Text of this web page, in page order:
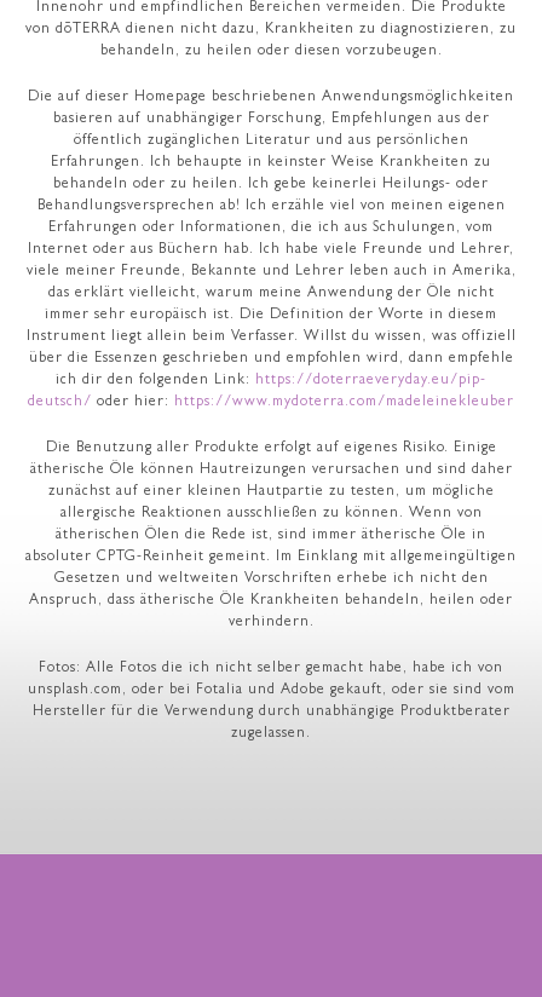
Innenohr und empfindlichen Bereichen vermeiden. Die Produkte
von dōTERRA dienen nicht dazu, Krankheiten zu diagnostizieren, zu
behandeln, zu heilen oder diesen vorzubeugen.
Die auf dieser Homepage beschriebenen Anwendungsmöglichkeiten
basieren auf unabhängiger Forschung, Empfehlungen aus der
öffentlich zugänglichen Literatur und aus persönlichen
Erfahrungen. Ich behaupte in keinster Weise Krankheiten zu
behandeln oder zu heilen. Ich gebe keinerlei Heilungs- oder
Behandlungsversprechen ab! Ich erzähle viel von meinen eigenen
Erfahrungen oder Informationen, die ich aus Schulungen, vom
Internet oder aus Büchern hab. Ich habe viele Freunde und Lehrer,
viele meiner Freunde, Bekannte und Lehrer leben auch in Amerika,
das erklärt vielleicht, warum meine Anwendung der Öle nicht
immer sehr europäisch ist. Die Definition der Worte in diesem
Instrument liegt allein beim Verfasser. Willst du wissen, was offiziell
über die Essenzen geschrieben und empfohlen wird, dann empfehle
ich dir den folgenden Link: https://doterraeveryday.eu/pip-
deutsch/ oder hier: https://www.mydoterra.com/madeleinekleuber
Die Benutzung aller Produkte erfolgt auf eigenes Risiko. Einige
ätherische Öle können Hautreizungen verursachen und sind daher
zunächst auf einer kleinen Hautpartie zu testen, um mögliche
allergische Reaktionen ausschließen zu können. Wenn von
ätherischen Ölen die Rede ist, sind immer ätherische Öle in
absoluter CPTG-Reinheit gemeint. Im Einklang mit allgemeingültigen
Gesetzen und weltweiten Vorschriften erhebe ich nicht den
Anspruch, dass ätherische Öle Krankheiten behandeln, heilen oder
verhindern.
Fotos: Alle Fotos die ich nicht selber gemacht habe, habe ich von
unsplash.com, oder bei Fotalia und Adobe gekauft, oder sie sind vom
Hersteller für die Verwendung durch unabhängige Produktberater
zugelassen.